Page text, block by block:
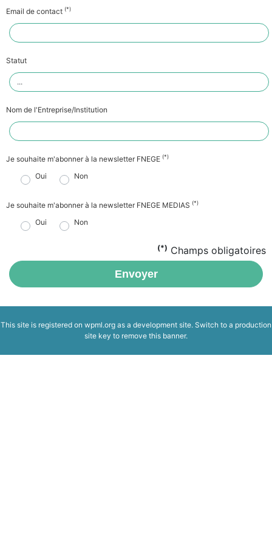
Email de contact (*)
Statut
Nom de l'Entreprise/Institution
Je souhaite m'abonner à la newsletter FNEGE (*)
Oui Non
Je souhaite m'abonner à la newsletter FNEGE MEDIAS (*)
Oui Non
(*) Champs obligatoires
Envoyer
This site is registered on wpml.org as a development site. Switch to a production
site key to remove this banner.